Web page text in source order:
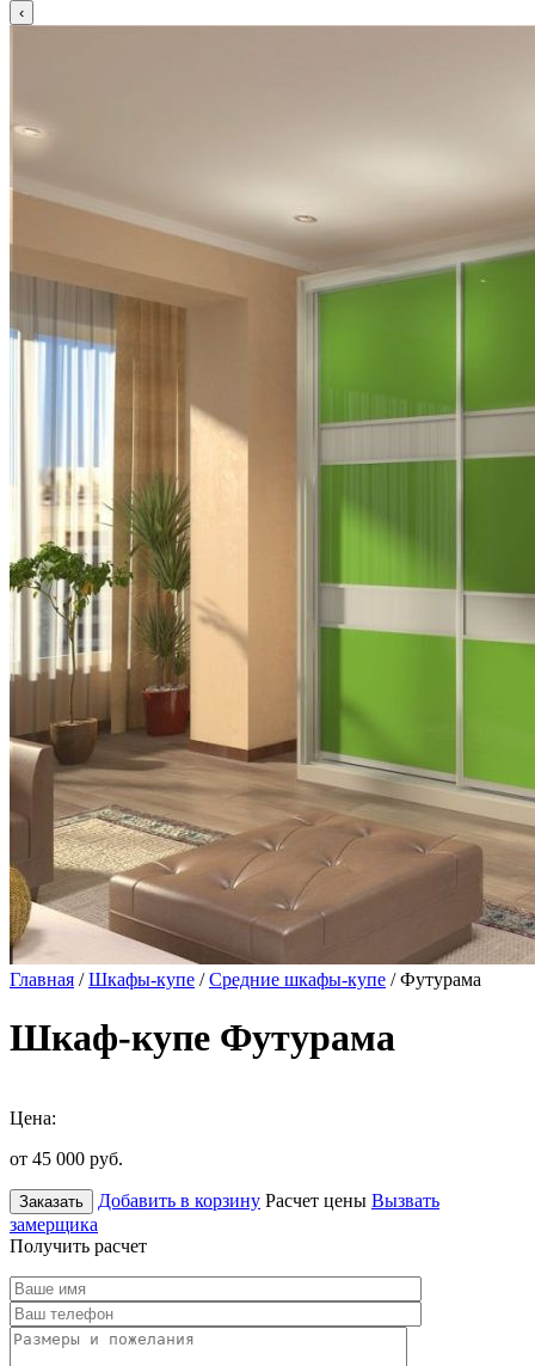
Главная /Шкафы-купе /Средние шкафы-купе / Футурама
Шкаф-купе Футурама
Цена:
от 45 000 руб.
Заказать Добавить в корзину Расчет цены Вызвать
замерщика
Получить расчет